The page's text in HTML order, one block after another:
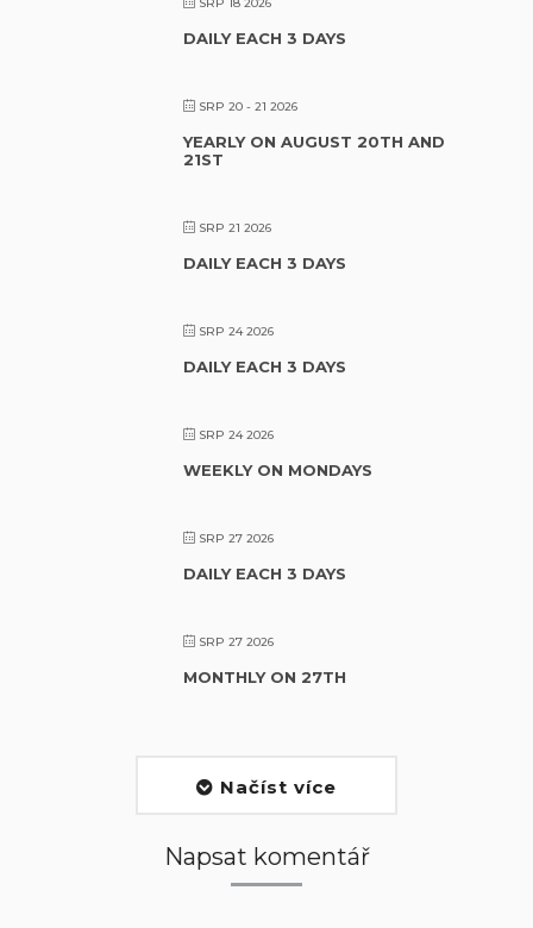
DAILY EACH 3 DAYS
SRP 20 - 21 2026
YEARLY ON AUGUST 20TH AND
21ST
SRP 21 2026
DAILY EACH 3 DAYS
SRP 24 2026
DAILY EACH 3 DAYS
SRP 24 2026
WEEKLY ON MONDAYS
SRP 27 2026
DAILY EACH 3 DAYS
SRP 27 2026
MONTHLY ON 27TH
Načíst více
Napsat komentář